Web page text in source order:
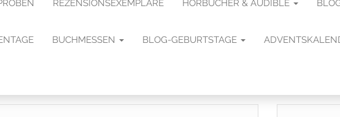
REZENSIONSEXEMPLARE HÖRBÜCHER & AUDIBLE
BUCHMESSEN BLOG-GEBURTSTAGE